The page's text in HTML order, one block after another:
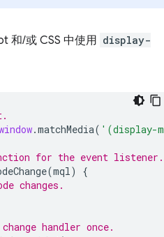
和/或 CSS 中使用 display-
.matchMedia( '(display-
for the event listener.
(mql)
{
changes.
handler once.